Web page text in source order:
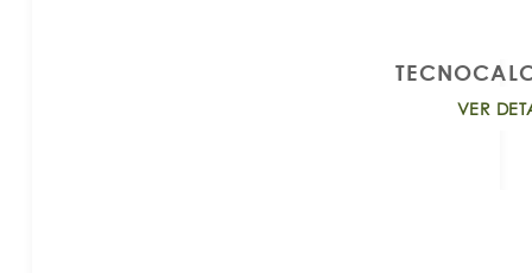
VER